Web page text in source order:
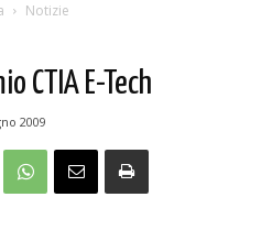
Notizie
CTIA E-Tech
2009